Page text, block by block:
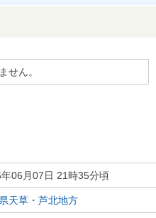
せん。
06月07日 21時35分頃
天草・芦北地方